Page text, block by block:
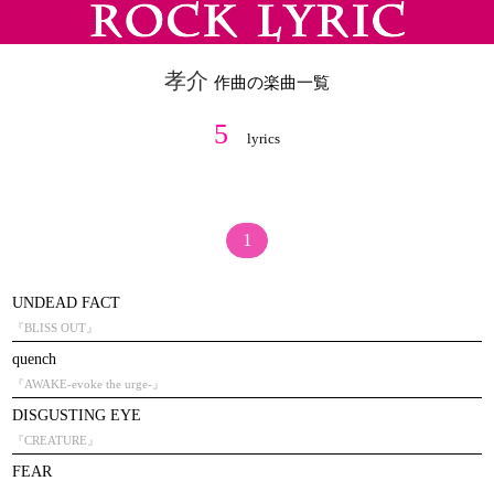
孝介 作曲の楽曲一覧
5 lyrics
1
UNDEAD FACT
『BLISS OUT』
quench
『AWAKE-evoke the urge-』
DISGUSTING EYE
『CREATURE』
FEAR